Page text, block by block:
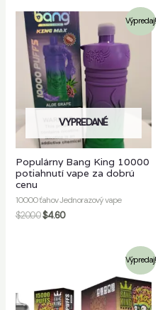
Výpredaj!
VYPREDANÉ
Populárny Bang King 10000
potiahnutí vape za dobrú
cenu
10000 ťahov Jednorazový vape
$20.00$4.60
Výpredaj!